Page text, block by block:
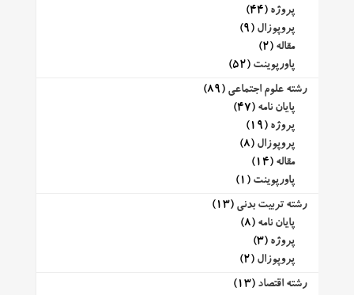
پروژه (44)
پروپوزال (9)
مقاله (2)
پاورپوینت (52)
رشته علوم اجتماعی (89)
پایان نامه (47)
پروژه (19)
پروپوزال (8)
مقاله (14)
پاورپوینت (1)
رشته تربیت بدنی (13)
پایان نامه (8)
پروژه (3)
پروپوزال (2)
رشته اقتصاد (13)